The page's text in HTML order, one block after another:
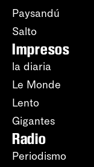
Paysandú
Salto
Impresos
la diaria
Le Monde
Lento
Gigantes
Radio
Periodismo